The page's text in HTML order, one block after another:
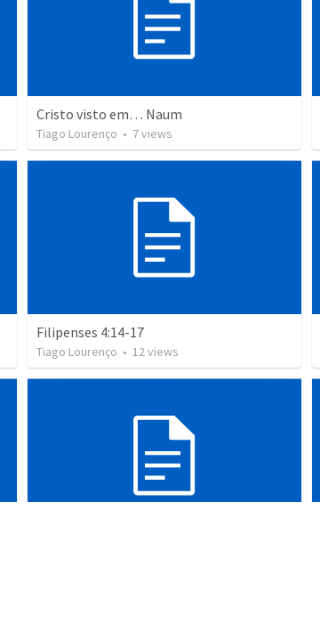
Cristo visto em… Naum
Tiago Lourenço • 7views
Filipenses 4:14-17
Tiago Lourenço • 12views